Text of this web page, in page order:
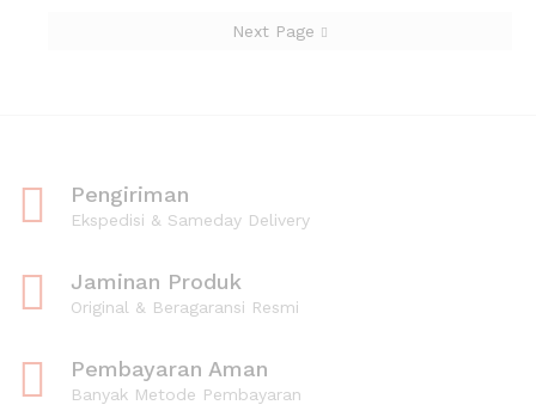
Next Page
Pengiriman
Ekspedisi & Sameday Delivery
Jaminan Produk
Original & Beragaransi Resmi
Pembayaran Aman
Banyak Metode Pembayaran